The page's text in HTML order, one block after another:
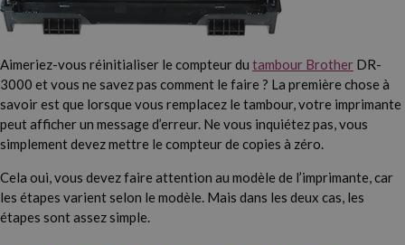
Aimeriez-vous réinitialiser le compteur du tambour Brother DR-
3000 et vous ne savez pas comment le faire ? La première chose à
savoir est que lorsque vous remplacez le tambour, votre imprimante
peut afficher un message d’erreur. Ne vous inquiétez pas, vous
simplement devez mettre le compteur de copies à zéro.
Cela oui, vous devez faire attention au modèle de l’imprimante, car
les étapes varient selon le modèle. Mais dans les deux cas, les
étapes sont assez simple.